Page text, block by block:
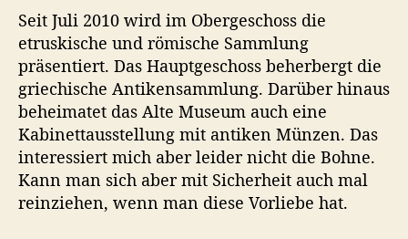
Seit Juli 2010 wird im Obergeschoss die
etruskische und römische Sammlung
präsentiert. Das Hauptgeschoss beherbergt die
griechische Antikensammlung. Darüber hinaus
beheimatet das Alte Museum auch eine
Kabinettausstellung mit antiken Münzen. Das
interessiert mich aber leider nicht die Bohne.
Kann man sich aber mit Sicherheit auch mal
reinziehen, wenn man diese Vorliebe hat.